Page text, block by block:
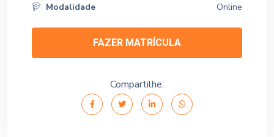
Modalidade
Online
FAZER MATRÍCULA
Compartilhe: